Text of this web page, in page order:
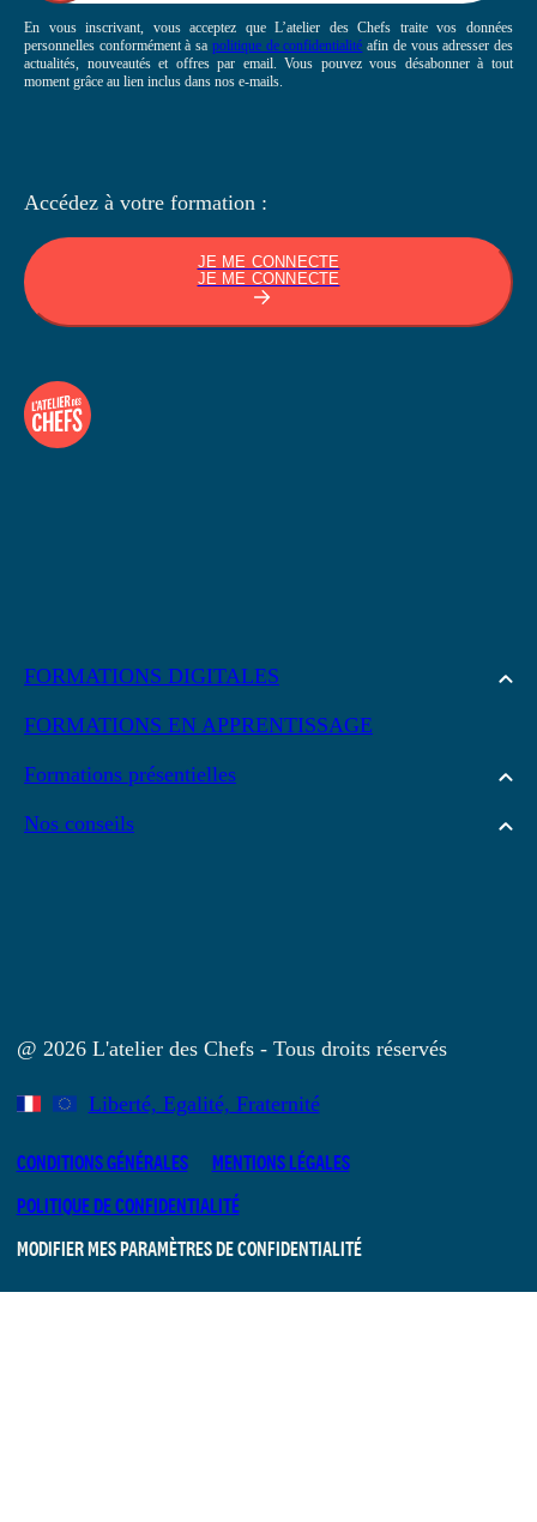
FORMATIONS DIGITALES
FORMATIONS EN APPRENTISSAGE
Formations présentielles
Nos conseils
En vous inscrivant, vous acceptez que L’atelier des Chefs traite vos données
personnelles conformément à sa politique de confidentialité afin de vous adresser des
actualités, nouveautés et offres par email. Vous pouvez vous désabonner à tout
moment grâce au lien inclus dans nos e-mails.
Accédez à votre formation :
JE ME CONNECTE
JE ME CONNECTE
@ 2026 L'atelier des Chefs - Tous droits réservés
Liberté, Egalité, Fraternité
CONDITIONS GÉNÉRALES
MENTIONS LÉGALES
POLITIQUE DE CONFIDENTIALITÉ
MODIFIER MES PARAMÈTRES DE CONFIDENTIALITÉ